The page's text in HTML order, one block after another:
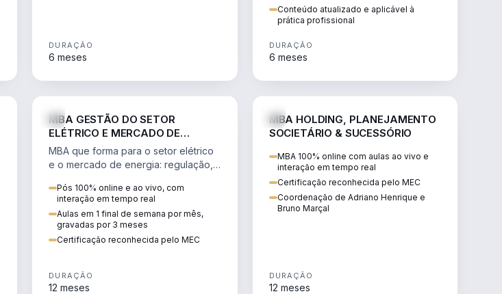
DURAÇÃO
6 meses
Conteúdo atualizado e aplicável à
prática profissional
DURAÇÃO
6 meses
MBA GESTÃO DO SETOR
ELÉTRICO E MERCADO DE
ENERGIA
MBA que forma para o setor elétrico
e o mercado de energia: regulação,
transmissão e revisão tarifária.
Pós 100% online e ao vivo, com
interação em tempo real
Aulas em 1 final de semana por mês,
gravadas por 3 meses
Certificação reconhecida pelo MEC
DURAÇÃO
12 meses
MBA HOLDING, PLANEJAMENTO
SOCIETÁRIO & SUCESSÓRIO
MBA 100% online com aulas ao vivo e
interação em tempo real
Certificação reconhecida pelo MEC
Coordenação de Adriano Henrique e
Bruno Marçal
DURAÇÃO
12 meses